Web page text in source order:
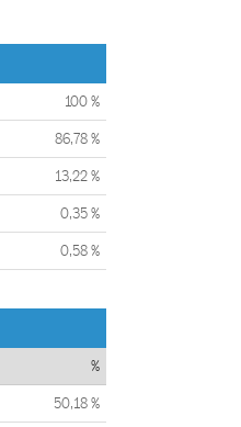
100 %
86,78 %
13,22 %
0,35 %
0,58 %
%
50,18 %